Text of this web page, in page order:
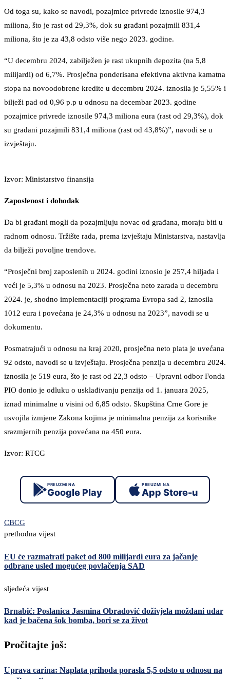
Od toga su, kako se navodi, pozajmice privrede iznosile 974,3
miliona, što je rast od 29,3%, dok su građani pozajmili 831,4
miliona, što je za 43,8 odsto više nego 2023. godine.
“U decembru 2024, zabilježen je rast ukupnih depozita (na 5,8
milijardi) od 6,7%. Prosječna ponderisana efektivna aktivna kamatna
stopa na novoodobrene kredite u decembru 2024. iznosila je 5,55% i
bilježi pad od 0,96 p.p u odnosu na decembar 2023. godine
pozajmice privrede iznosile 974,3 miliona eura (rast od 29,3%), dok
su građani pozajmili 831,4 miliona (rast od 43,8%)”, navodi se u
izvještaju.
Izvor: Ministarstvo finansija
Zaposlenost i dohodak
Da bi građani mogli da pozajmljuju novac od građana, moraju biti u
radnom odnosu. Tržište rada, prema izvještaju Ministarstva, nastavlja
da bilježi povoljne trendove.
“Prosječni broj zaposlenih u 2024. godini iznosio je 257,4 hiljada i
veći je 5,3% u odnosu na 2023. Prosječna neto zarada u decembru
2024. je, shodno implementaciji programa Evropa sad 2, iznosila
1012 eura i povećana je 24,3% u odnosu na 2023”, navodi se u
dokumentu.
Posmatrajući u odnosu na kraj 2020, prosječna neto plata je uvećana
92 odsto, navodi se u izvještaju. Prosječna penzija u decembru 2024.
iznosila je 519 eura, što je rast od 22,3 odsto – Upravni odbor Fonda
PIO donio je odluku o usklađivanju penzija od 1. januara 2025,
iznad minimalne u visini od 6,85 odsto. Skupština Crne Gore je
usvojila izmjene Zakona kojima je minimalna penzija za korisnike
srazmjernih penzija povećana na 450 eura.
Izvor: RTCG
PREUZMI NA
Google Play
PREUZMI NA
App Store-u
CBCG
prethodna vijest
EU će razmatrati paket od 800 milijardi eura za jačanje
odbrane usled mogućeg povlačenja SAD
sljedeća vijest
Brnabić: Poslanica Jasmina Obradović doživjela moždani udar
kad je bačena šok bomba, bori se za život
Pročitajte još:
Uprava carina: Naplata prihoda porasla 5,5 odsto u odnosu na